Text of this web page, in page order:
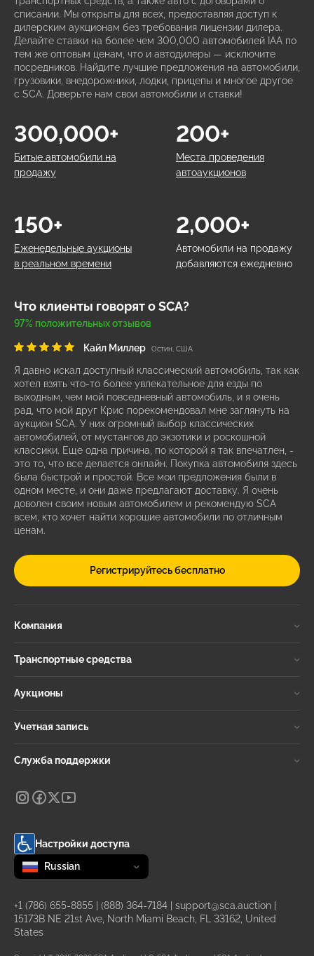
списании. Мы открыты для всех, предоставляя доступ к
дилерским аукционам без требования лицензии дилера.
Делайте ставки на более чем 300,000 автомобилей IAA по
тем же оптовым ценам, что и автодилеры — исключите
посредников. Найдите лучшие предложения на автомобили,
грузовики, внедорожники, лодки, прицепы и многое другое
с SCA. Доверьте нам свои автомобили и ставки!
Битые автомобили на
продажу
300,000+
Места проведения
автоаукционов
200+
Еженедельные аукционы
в реальном времени
150+
Автомобили на продажу
добавляются ежедневно
2,000+
Что клиенты говорят о SCA?
97% положительных отзывов
Кайл Миллер Остин, США
Я давно искал доступный классический автомобиль, так как
хотел взять что-то более увлекательное для езды по
выходным, чем мой повседневный автомобиль, и я очень
рад, что мой друг Крис порекомендовал мне заглянуть на
аукцион SCA. У них огромный выбор классических
автомобилей, от мустангов до экзотики и роскошной
классики. Еще одна причина, по которой я так впечатлен, -
это то, что все делается онлайн. Покупка автомобиля здесь
была быстрой и простой. Все мои предложения были в
одном месте, и они даже предлагают доставку. Я очень
доволен своим новым автомобилем и рекомендую SCA
всем, кто хочет найти хорошие автомобили по отличным
ценам.
Регистрируйтесь бесплатно
Компания
Транспортные средства
Аукционы
Учетная запись
Служба поддержки
Настройки доступа
Change language
selected
Russian
+1 (786) 655-8855 (888) 364-7184 support@sca.auction
15173B NE 21st Ave, North Miami Beach, FL 33162, United
States